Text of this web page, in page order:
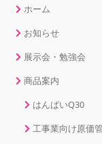
ホーム
お知らせ
展示会・勉強会
商品案内
はんばいQ30
工事業向け原価